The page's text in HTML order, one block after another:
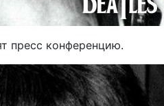
пресс конференцию.